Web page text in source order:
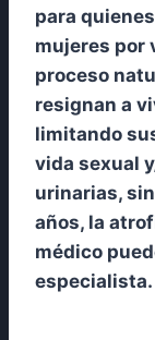
para
mujeres por
proceso
resignan a
limitando
vida sexual
urinarias,
años, la
médico
especialista.